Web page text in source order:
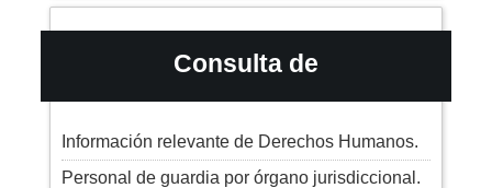
Consulta de
Información relevante de Derechos Humanos.
Personal de guardia por órgano jurisdiccional.